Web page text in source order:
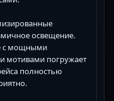
освещение.
с мощными
мотивами погружает
полностью